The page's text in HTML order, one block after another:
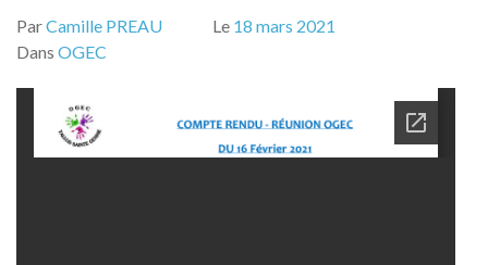
ParCamille PREAU Le 18 mars 2021
Dans OGEC